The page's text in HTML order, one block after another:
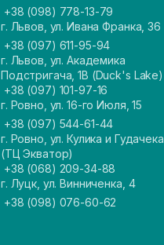
+38 (098) 778-13-79
г. Львов, ул. Ивана Франка, 36
+38 (097) 611-95-94
г. Львов, ул. Академика
Подстригача, 1В (Duck's Lake)
+38 (097) 101-97-16
г. Ровно, ул. 16-го Июля, 15
+38 (097) 544-61-44
г. Ровно, ул. Кулика и
(ТЦ Экватор)
+38 (068) 209-34-88
г. Луцк, ул. Винниченка, 4
+38 (098) 076-60-62